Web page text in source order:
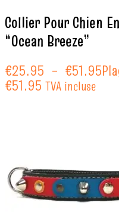
Collier Pour Chien
“Ocean Breeze”
€25.95 – €51.95
€51.95 TVA incluse